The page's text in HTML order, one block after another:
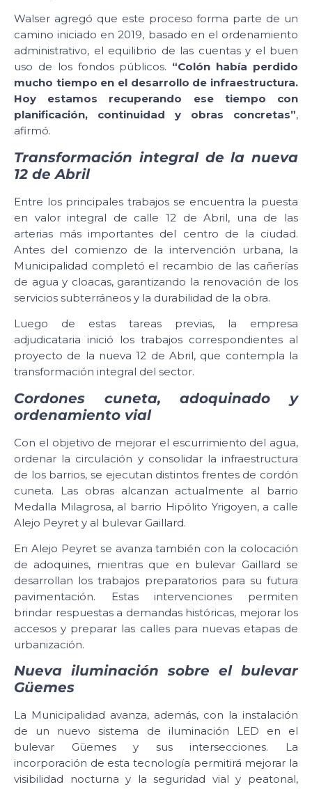
Walser agregó que este proceso forma parte de un
camino iniciado en 2019, basado en el ordenamiento
administrativo, el equilibrio de las cuentas y el buen
uso de los fondos públicos. “Colón había perdido
mucho tiempo en el desarrollo de infraestructura.
Hoy estamos recuperando ese tiempo con
planificación, continuidad y obras concretas”,
afirmó.
Transformación integral de la nueva
12 de Abril
Entre los principales trabajos se encuentra la puesta
en valor integral de calle 12 de Abril, una de las
arterias más importantes del centro de la ciudad.
Antes del comienzo de la intervención urbana, la
Municipalidad completó el recambio de las cañerías
de agua y cloacas, garantizando la renovación de los
servicios subterráneos y la durabilidad de la obra.
Luego de estas tareas previas, la empresa
adjudicataria inició los trabajos correspondientes al
proyecto de la nueva 12 de Abril, que contempla la
transformación integral del sector.
Cordones cuneta, adoquinado y
ordenamiento vial
Con el objetivo de mejorar el escurrimiento del agua,
ordenar la circulación y consolidar la infraestructura
de los barrios, se ejecutan distintos frentes de cordón
cuneta. Las obras alcanzan actualmente al barrio
Medalla Milagrosa, al barrio Hipólito Yrigoyen, a calle
Alejo Peyret y al bulevar Gaillard.
En Alejo Peyret se avanza también con la colocación
de adoquines, mientras que en bulevar Gaillard se
desarrollan los trabajos preparatorios para su futura
pavimentación. Estas intervenciones permiten
brindar respuestas a demandas históricas, mejorar los
accesos y preparar las calles para nuevas etapas de
urbanización.
Nueva iluminación sobre el bulevar
Güemes
La Municipalidad avanza, además, con la instalación
de un nuevo sistema de iluminación LED en el
bulevar Güemes y sus intersecciones. La
incorporación de esta tecnología permitirá mejorar la
visibilidad nocturna y la seguridad vial y peatonal,